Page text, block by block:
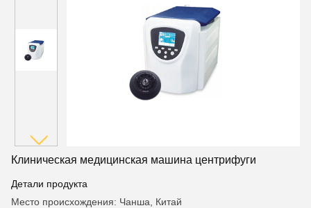
Клиническая медицинская машина центрифуги
Детали продукта
Место происхождения: Чанша, Китай